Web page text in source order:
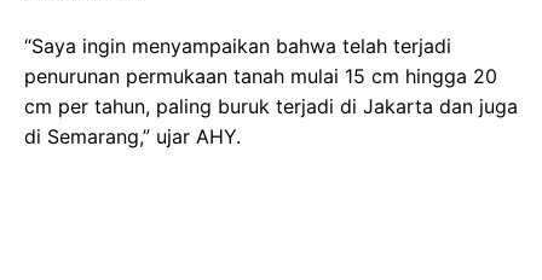
“Saya ingin menyampaikan bahwa telah terjadi
penurunan permukaan tanah mulai 15 cm hingga 20
cm per tahun, paling buruk terjadi di Jakarta dan juga
di Semarang,” ujar AHY.